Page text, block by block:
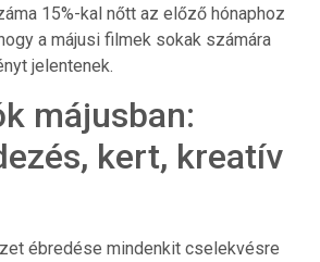
15%-kal nőtt az előző hónaphoz
a májusi filmek sokak számára
jelentenek.
májusban:
kert, kreatív
ébredése mindenkit cselekvésre